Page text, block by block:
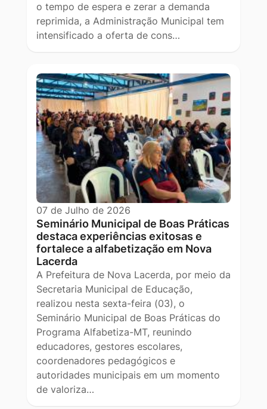
o tempo de espera e zerar a demanda
reprimida, a Administração Municipal tem
intensificado a oferta de cons…
07 de Julho de 2026
Seminário Municipal de Boas Práticas
destaca experiências exitosas e
fortalece a alfabetização em Nova
Lacerda
A Prefeitura de Nova Lacerda, por meio da
Secretaria Municipal de Educação,
realizou nesta sexta-feira (03), o
Seminário Municipal de Boas Práticas do
Programa Alfabetiza-MT, reunindo
educadores, gestores escolares,
coordenadores pedagógicos e
autoridades municipais em um momento
de valoriza…